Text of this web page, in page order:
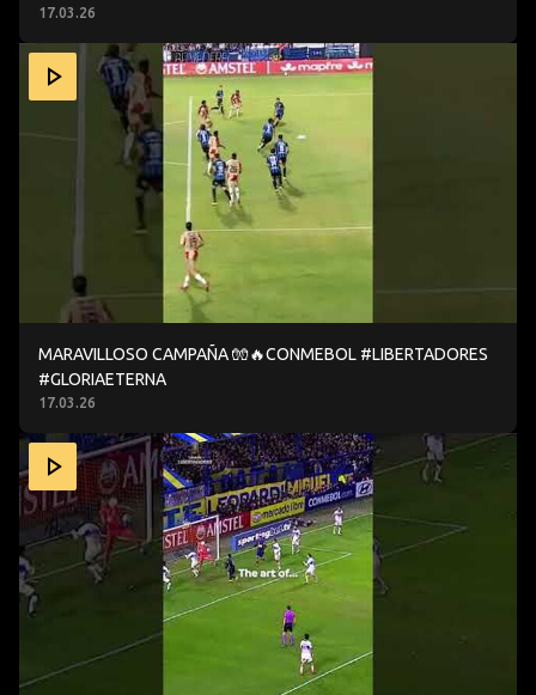
17.03.26
MARAVILLOSO CAMPAÑA 🧤🔥CONMEBOL
17.03.26
MARAVILLOSO CAMPAÑA 🧤🔥CONMEBOL #LIBERTADORES
#GLORIAETERNA
UN EJEMPLO PERFECTO DE CÓMO DEFENDER 👏🔥